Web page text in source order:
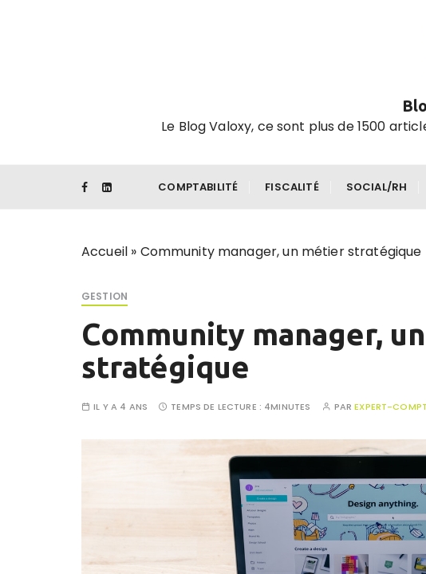
Le Blog Valoxy, ce sont plus de 1500
COMPTABILITÉ FISCALITÉ SOCIAL/RH
Accueil » Community manager, un métier stratégique
GESTION
Community manager,
stratégique
IL Y A 4 ANS TEMPS DE LECTURE : 4MINUTES PAREXPERT-